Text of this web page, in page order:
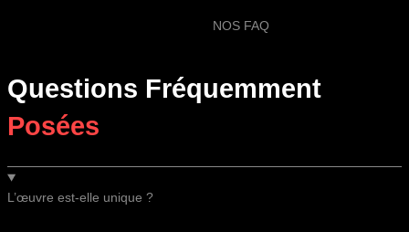
NOS FAQ
Questions Fréquemment
Posées
L’œuvre est-elle unique ?